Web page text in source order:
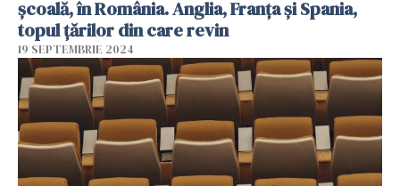
școală, în România. Anglia, Franţa şi Spania,
topul țărilor din care revin
19 SEPTEMBRIE 2024